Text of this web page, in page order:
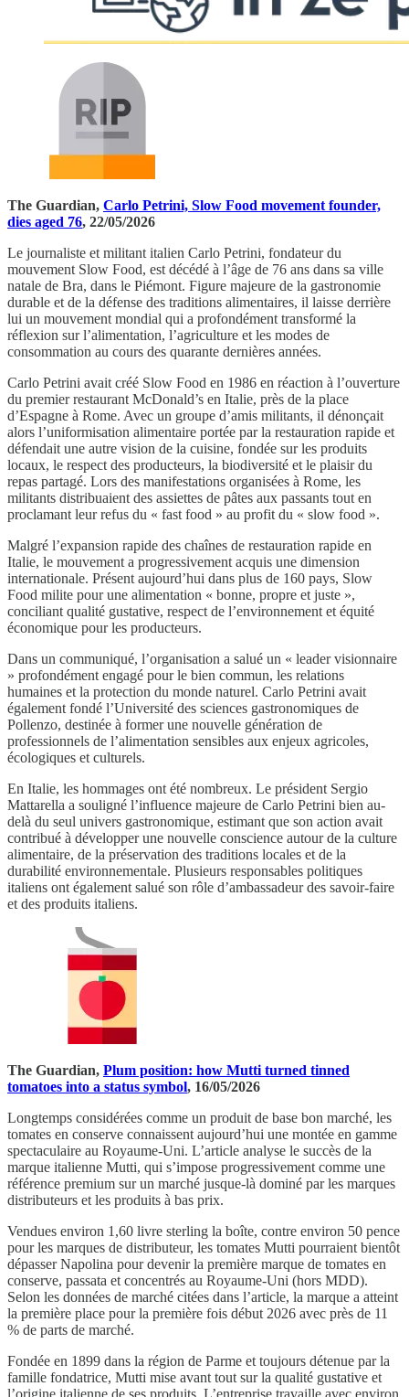
The Guardian, Carlo Petrini, Slow Food movement founder,
dies aged 76, 22/05/2026
Le journaliste et militant italien Carlo Petrini, fondateur du
mouvement Slow Food, est décédé à l’âge de 76 ans dans sa ville
natale de Bra, dans le Piémont. Figure majeure de la gastronomie
durable et de la défense des traditions alimentaires, il laisse derrière
lui un mouvement mondial qui a profondément transformé la
réflexion sur l’alimentation, l’agriculture et les modes de
consommation au cours des quarante dernières années.
Carlo Petrini avait créé Slow Food en 1986 en réaction à l’ouverture
du premier restaurant McDonald’s en Italie, près de la place
d’Espagne à Rome. Avec un groupe d’amis militants, il dénonçait
alors l’uniformisation alimentaire portée par la restauration rapide et
défendait une autre vision de la cuisine, fondée sur les produits
locaux, le respect des producteurs, la biodiversité et le plaisir du
repas partagé. Lors des manifestations organisées à Rome, les
militants distribuaient des assiettes de pâtes aux passants tout en
proclamant leur refus du « fast food » au profit du « slow food ».
Malgré l’expansion rapide des chaînes de restauration rapide en
Italie, le mouvement a progressivement acquis une dimension
internationale. Présent aujourd’hui dans plus de 160 pays, Slow
Food milite pour une alimentation « bonne, propre et juste »,
conciliant qualité gustative, respect de l’environnement et équité
économique pour les producteurs.
Dans un communiqué, l’organisation a salué un « leader visionnaire
» profondément engagé pour le bien commun, les relations
humaines et la protection du monde naturel. Carlo Petrini avait
également fondé l’Université des sciences gastronomiques de
Pollenzo, destinée à former une nouvelle génération de
professionnels de l’alimentation sensibles aux enjeux agricoles,
écologiques et culturels.
En Italie, les hommages ont été nombreux. Le président Sergio
Mattarella a souligné l’influence majeure de Carlo Petrini bien au-
delà du seul univers gastronomique, estimant que son action avait
contribué à développer une nouvelle conscience autour de la culture
alimentaire, de la préservation des traditions locales et de la
durabilité environnementale. Plusieurs responsables politiques
italiens ont également salué son rôle d’ambassadeur des savoir-faire
et des produits italiens.
The Guardian, Plum position: how Mutti turned tinned
tomatoes into a status symbol, 16/05/2026
Longtemps considérées comme un produit de base bon marché, les
tomates en conserve connaissent aujourd’hui une montée en gamme
spectaculaire au Royaume-Uni. L’article analyse le succès de la
marque italienne Mutti, qui s’impose progressivement comme une
référence premium sur un marché jusque-là dominé par les marques
distributeurs et les produits à bas prix.
Vendues environ 1,60 livre sterling la boîte, contre environ 50 pence
pour les marques de distributeur, les tomates Mutti pourraient bientôt
dépasser Napolina pour devenir la première marque de tomates en
conserve, passata et concentrés au Royaume-Uni (hors MDD).
Selon les données de marché citées dans l’article, la marque a atteint
la première place pour la première fois début 2026 avec près de 11
% de parts de marché.
Fondée en 1899 dans la région de Parme et toujours détenue par la
famille fondatrice, Mutti mise avant tout sur la qualité gustative et
l’origine italienne de ses produits. L’entreprise travaille avec environ